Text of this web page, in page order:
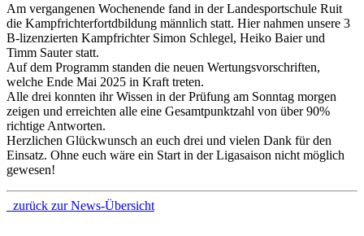
Am vergangenen Wochenende fand in der Landesportschule Ruit
die Kampfrichterfortdbildung männlich statt. Hier nahmen unsere 3
B-lizenzierten Kampfrichter Simon Schlegel, Heiko Baier und
Timm Sauter statt.
Auf dem Programm standen die neuen Wertungsvorschriften,
welche Ende Mai 2025 in Kraft treten.
Alle drei konnten ihr Wissen in der Prüfung am Sonntag morgen
zeigen und erreichten alle eine Gesamtpunktzahl von über 90%
richtige Antworten.
Herzlichen Glückwunsch an euch drei und vielen Dank für den
Einsatz. Ohne euch wäre ein Start in der Ligasaison nicht möglich
gewesen!
zurück zur News-Übersicht